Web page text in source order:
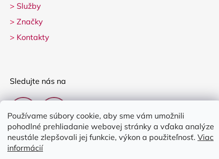
Používame súbory cookie, aby sme vám umožnili
pohodlné prehliadanie webovej stránky a vďaka analýze
neustále zlepšovali jej funkcie, výkon a použiteľnosť. Viac
informácií
> Služby
> Značky
> Kontakty
Sledujte nás na